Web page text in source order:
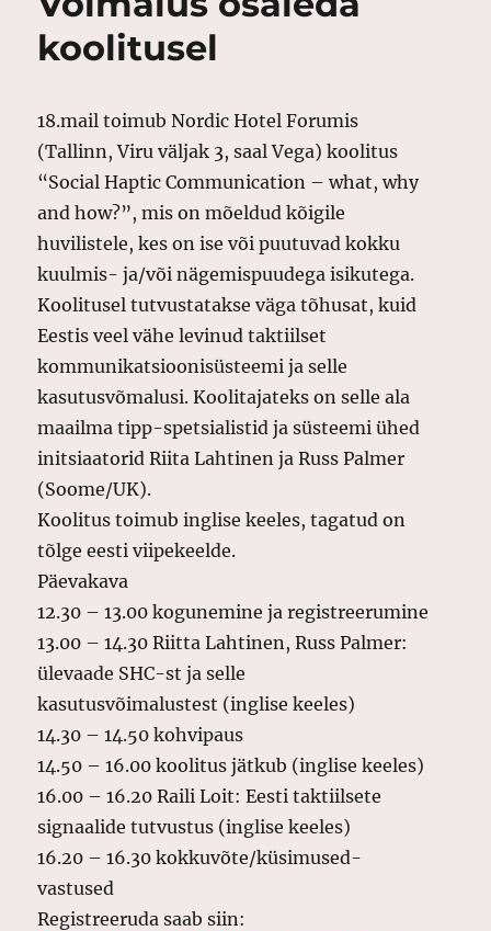
koolitusel
18.mail toimub Nordic Hotel Forumis
(Tallinn, Viru väljak 3, saal Vega) koolitus
“Social Haptic Communication – what, why
and how?”, mis on mõeldud kõigile
huvilistele, kes on ise või puutuvad kokku
kuulmis- ja/või nägemispuudega isikutega.
Koolitusel tutvustatakse väga tõhusat, kuid
Eestis veel vähe levinud taktiilset
kommunikatsioonisüsteemi ja selle
kasutusvõmalusi. Koolitajateks on selle ala
maailma tipp-spetsialistid ja süsteemi ühed
initsiaatorid Riita Lahtinen ja Russ Palmer
(Soome/UK).
Koolitus toimub inglise keeles, tagatud on
tõlge eesti viipekeelde.
Päevakava
12.30 – 13.00 kogunemine ja registreerumine
13.00 – 14.30 Riitta Lahtinen, Russ Palmer:
ülevaade SHC-st ja selle
kasutusvõimalustest (inglise keeles)
14.30 – 14.50 kohvipaus
14.50 – 16.00 koolitus jätkub (inglise keeles)
16.00 – 16.20 Raili Loit: Eesti taktiilsete
signaalide tutvustus (inglise keeles)
16.20 – 16.30 kokkuvõte/küsimused-
vastused
Registreeruda saab siin: